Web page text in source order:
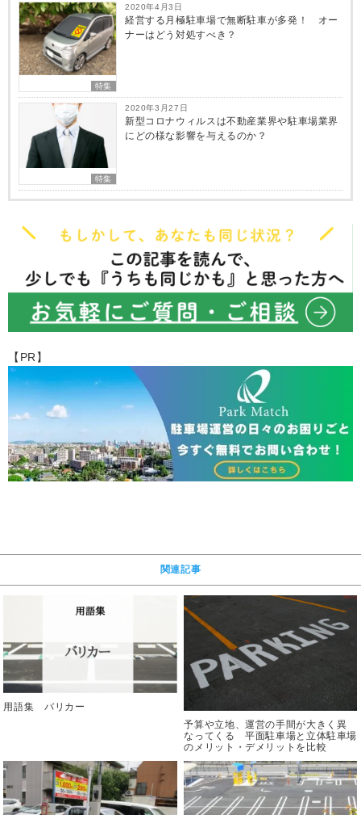
特集
2020年4月3日
経営する月極駐車場で無断駐車が多発！ オー
ナーはどう対処すべき？
特集
2020年3月27日
新型コロナウィルスは不動産業界や駐車場業界
にどの様な影響を与えるのか？
【PR】
関連記事
用語集 バリカー
予算や立地、運営の手間が大きく異
なってくる 平面駐車場と立体駐車場
のメリット・デメリットを比較